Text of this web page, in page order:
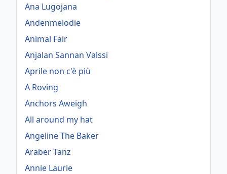
Ana Lugojana
Andenmelodie
Animal Fair
Anjalan Sannan Valssi
Aprile non c'è più
A Roving
Anchors Aweigh
All around my hat
Angeline The Baker
Araber Tanz
Annie Laurie